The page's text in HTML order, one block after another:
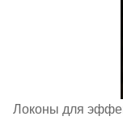
Локоны для